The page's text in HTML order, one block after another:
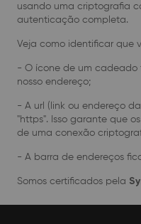
usando uma criptografia
autenticação completa.
Veja como identificar que
- O ícone de um
nosso endereço;
- A url (link ou endereço
"https". Isso garante que
de uma conexão
- A barra de endereços
Somos certificados pela